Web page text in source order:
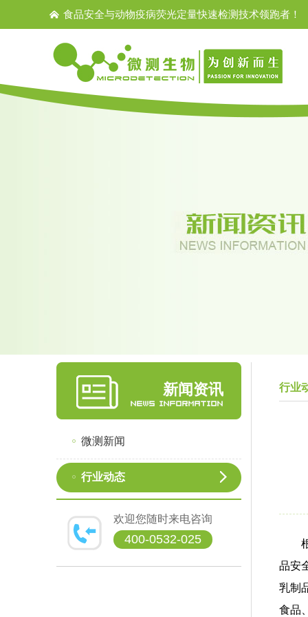
食品安全与动物疫病荧光定量快速检测技术领跑者！
新闻资讯
微测新闻
行业动态
欢迎您随时来电咨询
400-0532-025
行业
根
品安
乳制
食品